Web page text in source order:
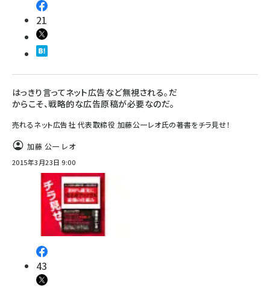
21
はっきり言ってネット広告など無視される。だ
からこそ、戦略的な広告原稿が必要なのだ。
売れるネット広告社 代表取締役 加藤公一レオ氏の著書をチラ見せ！
加藤 公一 レオ
2015年3月23日 9:00
43